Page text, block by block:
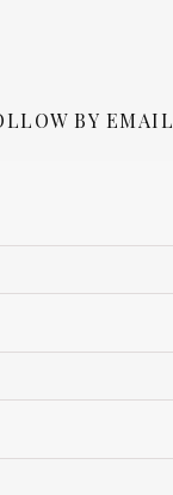
BY EMAIL